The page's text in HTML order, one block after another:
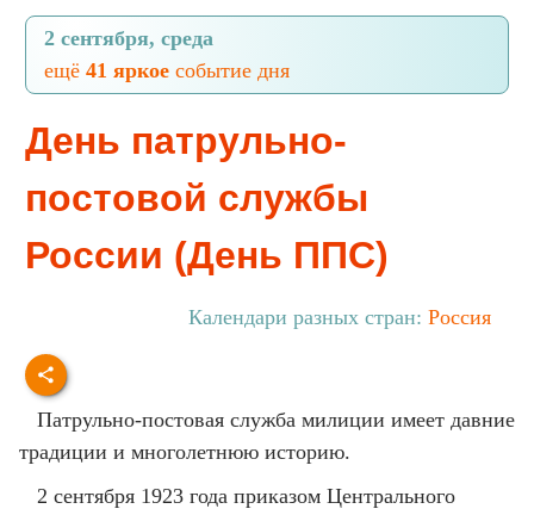
2 сентября, среда
ещё 41 яркое событие дня
День патрульно-
постовой службы
России (День ППС)
Календари разных стран: Россия
Патрульно-постовая служба милиции имеет давние
традиции и многолетнюю историю.
2 сентября 1923 года приказом Центрального